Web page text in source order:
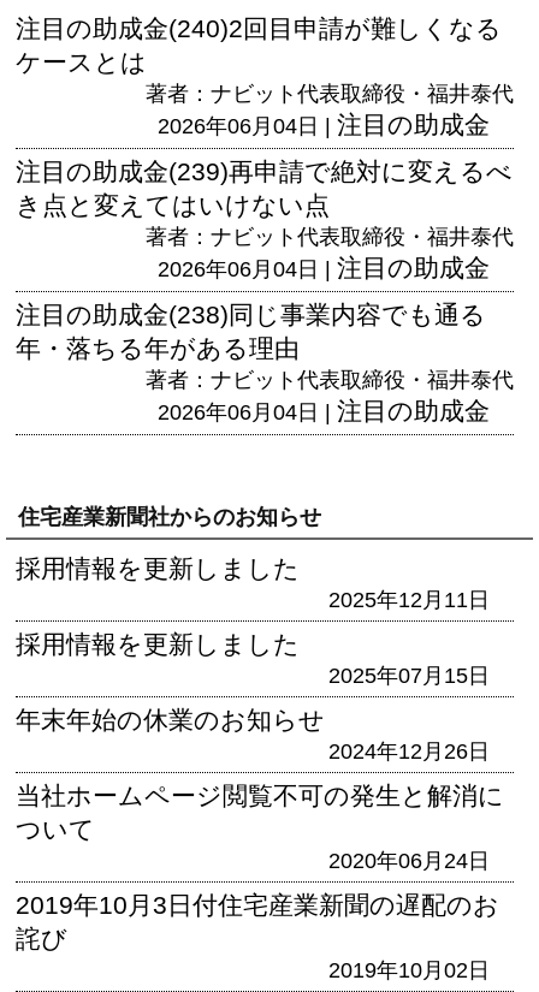
注目の助成金(240)2回目申請が難しくなる
ケースとは
著者：ナビット代表取締役・福井泰代
2026年06月04日 | 注目の助成金
注目の助成金(239)再申請で絶対に変えるべ
き点と変えてはいけない点
著者：ナビット代表取締役・福井泰代
2026年06月04日 | 注目の助成金
注目の助成金(238)同じ事業内容でも通る
年・落ちる年がある理由
著者：ナビット代表取締役・福井泰代
2026年06月04日 | 注目の助成金
住宅産業新聞社からのお知らせ
採用情報を更新しました
2025年12月11日
採用情報を更新しました
2025年07月15日
年末年始の休業のお知らせ
2024年12月26日
当社ホームページ閲覧不可の発生と解消に
ついて
2020年06月24日
2019年10月3日付住宅産業新聞の遅配のお
詫び
2019年10月02日